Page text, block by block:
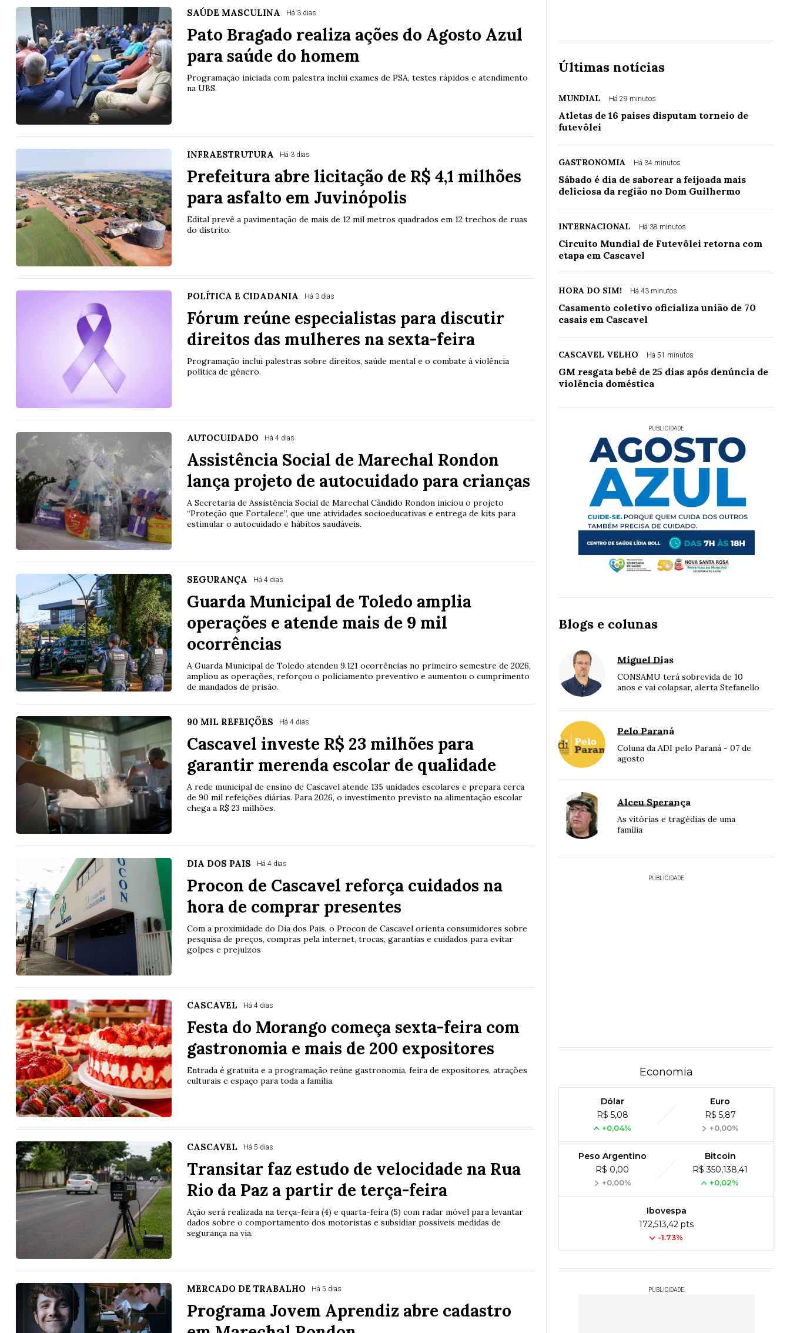
SAÚDE MASCULINA Há 3 dias
Pato Bragado realiza ações do Agosto Azul
para saúde do homem
Programação iniciada com palestra inclui exames de PSA, testes rápidos e atendimento
na UBS.
INFRAESTRUTURA Há 3 dias
Prefeitura abre licitação de R$ 4,1 milhões
para asfalto em Juvinópolis
Edital prevê a pavimentação de mais de 12 mil metros quadrados em 12 trechos de ruas
do distrito.
POLÍTICA E CIDADANIA Há 3 dias
Fórum reúne especialistas para discutir
direitos das mulheres na sexta-feira
Programação inclui palestras sobre direitos, saúde mental e o combate à violência
política de gênero.
AUTOCUIDADO Há 4 dias
Assistência Social de Marechal Rondon
lança projeto de autocuidado para crianças
A Secretaria de Assistência Social de Marechal Cândido Rondon iniciou o projeto
“Proteção que Fortalece”, que une atividades socioeducativas e entrega de kits para
estimular o autocuidado e hábitos saudáveis.
SEGURANÇA Há 4 dias
Guarda Municipal de Toledo amplia
operações e atende mais de 9 mil
ocorrências
A Guarda Municipal de Toledo atendeu 9.121 ocorrências no primeiro semestre de 2026,
ampliou as operações, reforçou o policiamento preventivo e aumentou o cumprimento
de mandados de prisão.
90 MIL REFEIÇÕES Há 4 dias
Cascavel investe R$ 23 milhões para
garantir merenda escolar de qualidade
A rede municipal de ensino de Cascavel atende 135 unidades escolares e prepara cerca
de 90 mil refeições diárias. Para 2026, o investimento previsto na alimentação escolar
chega a R$ 23 milhões.
DIA DOS PAIS Há 4 dias
Procon de Cascavel reforça cuidados na
hora de comprar presentes
Com a proximidade do Dia dos Pais, o Procon de Cascavel orienta consumidores sobre
pesquisa de preços, compras pela internet, trocas, garantias e cuidados para evitar
golpes e prejuízos
CASCAVEL Há 4 dias
Festa do Morango começa sexta-feira com
gastronomia e mais de 200 expositores
Entrada é gratuita e a programação reúne gastronomia, feira de expositores, atrações
culturais e espaço para toda a família.
CASCAVEL Há 5 dias
Transitar faz estudo de velocidade na Rua
Rio da Paz a partir de terça-feira
Ação será realizada na terça-feira (4) e quarta-feira (5) com radar móvel para levantar
dados sobre o comportamento dos motoristas e subsidiar possíveis medidas de
segurança na via.
MERCADO DE TRABALHO Há 5 dias
Programa Jovem Aprendiz abre cadastro
Últimas notícias
MUNDIAL Há 29 minutos
Atletas de 16 países disputam torneio de
futevôlei
GASTRONOMIA Há 34 minutos
Sábado é dia de saborear a feijoada mais
deliciosa da região no Dom Guilhermo
INTERNACIONAL Há 38 minutos
Circuito Mundial de Futevôlei retorna com
etapa em Cascavel
HORA DO SIM! Há 43 minutos
Casamento coletivo oficializa união de 70
casais em Cascavel
CASCAVEL VELHO Há 51 minutos
GM resgata bebê de 25 dias após denúncia de
violência doméstica
PUBLICIDADE
Blogs e colunas
Miguel Dias
CONSAMU terá sobrevida de 10
anos e vai colapsar, alerta Stefanello
Pelo Paraná
Coluna da ADI pelo Paraná - 07 de
agosto
Alceu Sperança
As vitórias e tragédias de uma
família
PUBLICIDADE
Economia
Dólar
R$ 5,08
+0,04%
Euro
R$ 5,87
+0,00%
Peso Argentino
R$ 0,00
+0,00%
Bitcoin
R$ 350,138,41
+0,02%
Ibovespa
172,513,42 pts
-1.73%
PUBLICIDADE